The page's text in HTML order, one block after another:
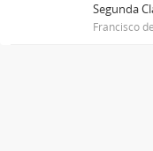
Segunda
Francisco